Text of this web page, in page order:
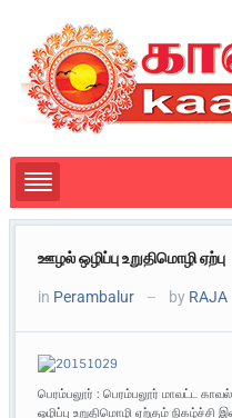
ஊழல் ஒழிப்பு உறுதிமொழி ஏற்பு
in Perambalur — by RAJA
பெரம்பலூர் : பெரம்பலூர் மாவட்ட
ஒழிப்பு உறுதிமொழி ஏற்கும் நிகழ்ச்சி